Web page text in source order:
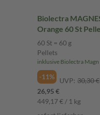
Biolectra
Orange 60 St
60 St = 60 g
Pellets
inklusive Biolectra
-11% UVP: 30,30 €
26,95 €
449,17 € / 1 kg